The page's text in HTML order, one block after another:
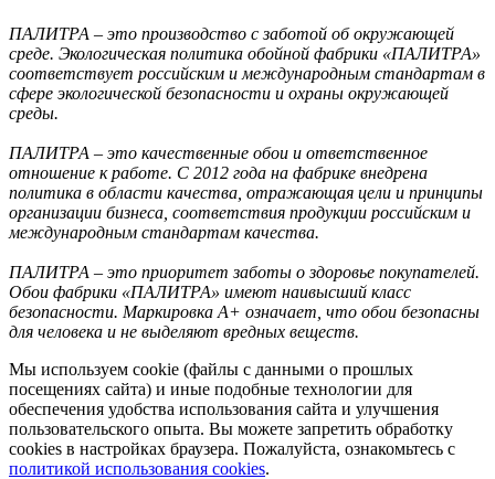
ПАЛИТРА – это производство с заботой об окружающей
среде. Экологическая политика обойной фабрики «ПАЛИТРА»
соответствует российским и международным стандартам в
сфере экологической безопасности и охраны окружающей
среды.
ПАЛИТРА – это качественные обои и ответственное
отношение к работе. С 2012 года на фабрике внедрена
политика в области качества, отражающая цели и принципы
организации бизнеса, соответствия продукции российским и
международным стандартам качества.
ПАЛИТРА – это приоритет заботы о здоровье покупателей.
Обои фабрики «ПАЛИТРА» имеют наивысший класс
безопасности. Маркировка А+ означает, что обои безопасны
для человека и не выделяют вредных веществ.
Мы используем cookie (файлы с данными о прошлых
посещениях сайта) и иные подобные технологии для
обеспечения удобства использования сайта и улучшения
пользовательского опыта. Вы можете запретить обработку
сookies в настройках браузера. Пожалуйста, ознакомьтесь с
политикой использования cookies.